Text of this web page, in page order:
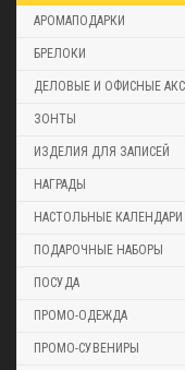
АРОМАПОДАРКИ
БРЕЛОКИ
ДЕЛОВЫЕ И ОФИСНЫЕ
ЗОНТЫ
ИЗДЕЛИЯ ДЛЯ ЗАПИСЕЙ
НАГРАДЫ
НАСТОЛЬНЫЕ КАЛЕНДАРИ
ПОДАРОЧНЫЕ НАБОРЫ
ПОСУДА
ПРОМО-ОДЕЖДА
ПРОМО-СУВЕНИРЫ